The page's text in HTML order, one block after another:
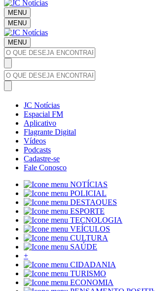
MENU
MENU
MENU
JC Notícias
Espacial FM
Aplicativo
Flagrante Digital
Vídeos
Podcasts
Cadastre-se
Fale Conosco
NOTÍCIAS
POLICIAL
DESTAQUES
ESPORTE
TECNOLOGIA
VEÍCULOS
CULTURA
SAÚDE
+
CIDADANIA
TURISMO
ECONOMIA